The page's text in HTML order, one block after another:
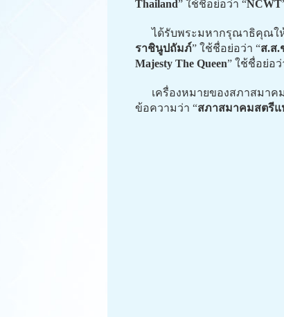
Thailand” ใช้ชื่อย่อว่า “NCWT
ได้รับพระมหากรุณาธิคุณให้
ราชินูปถัมภ์” ใช้ชื่อย่อว่า “ส.ส.
Majesty The Queen” ใช้ชื่อย่อว่
เครื่องหมายของสภาสมาคม
ข้อความว่า “สภาสมาคมสตรี